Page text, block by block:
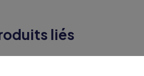
liés
qui peuvent aussi vous